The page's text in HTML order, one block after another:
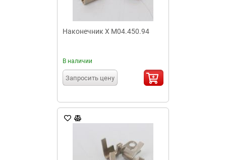
Наконечник Х М04.450.94
В наличии
Запросить цену